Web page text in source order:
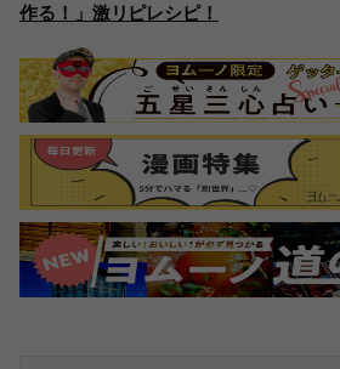
作る！」激リピレシピ！